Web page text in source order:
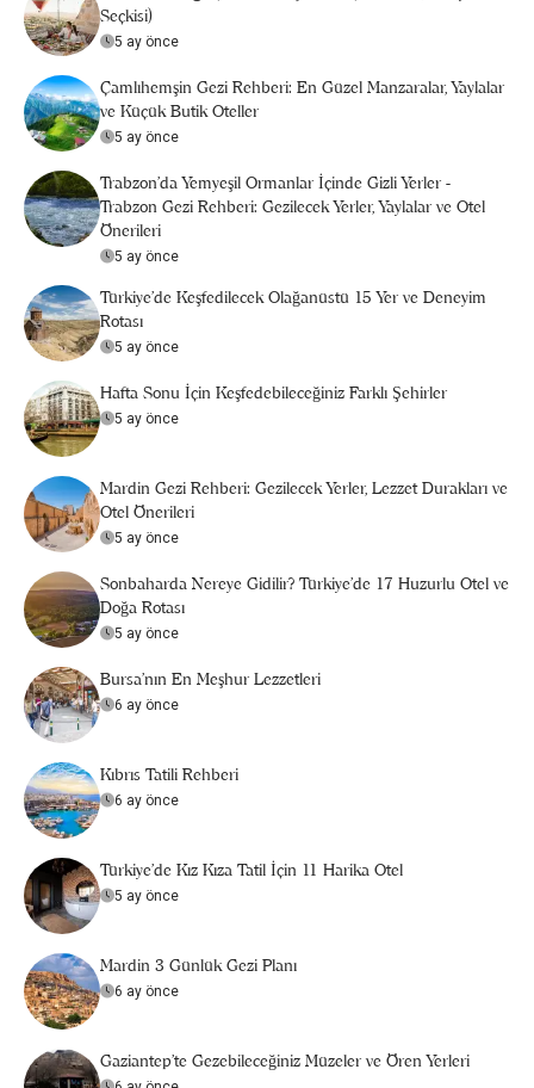
Seçkisi)
5 ay önce
Çamlıhemşin Gezi Rehberi: En Güzel Manzaralar, Yaylalar
ve Küçük Butik Oteller
5 ay önce
Trabzon'da Yemyeşil Ormanlar İçinde Gizli Yerler -
Trabzon Gezi Rehberi: Gezilecek Yerler, Yaylalar ve Otel
Önerileri
5 ay önce
Türkiye’de Keşfedilecek Olağanüstü 15 Yer ve Deneyim
Rotası
5 ay önce
Hafta Sonu İçin Keşfedebileceğiniz Farklı Şehirler
5 ay önce
Mardin Gezi Rehberi: Gezilecek Yerler, Lezzet Durakları ve
Otel Önerileri
5 ay önce
Sonbaharda Nereye Gidilir? Türkiye’de 17 Huzurlu Otel ve
Doğa Rotası
5 ay önce
Bursa’nın En Meşhur Lezzetleri
6 ay önce
Kıbrıs Tatili Rehberi
6 ay önce
Türkiye’de Kız Kıza Tatil İçin 11 Harika Otel
5 ay önce
Mardin 3 Günlük Gezi Planı
6 ay önce
Gaziantep'te Gezebileceğiniz Müzeler ve Ören Yerleri